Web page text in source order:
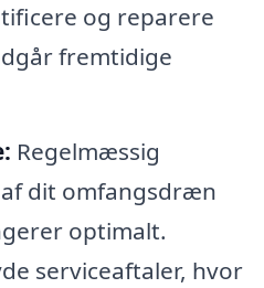
og reparere
fremtidige
Regelmæssig
dit omfangsdræn
optimalt.
serviceaftaler, hvor